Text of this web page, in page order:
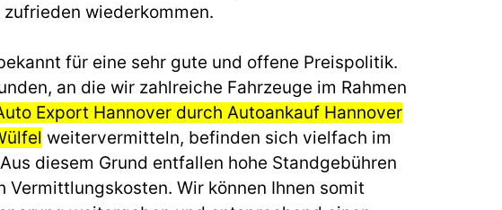
zufrieden wiederkommen.
für eine sehr gute und offene Preispolitik.
an die wir zahlreiche Fahrzeuge im Rahmen
Export Hannover durch Autoankauf Hannover
weitervermitteln, befinden sich vielfach im
diesem Grund entfallen hohe Standgebühren
Vermittlungskosten. Wir können Ihnen somit